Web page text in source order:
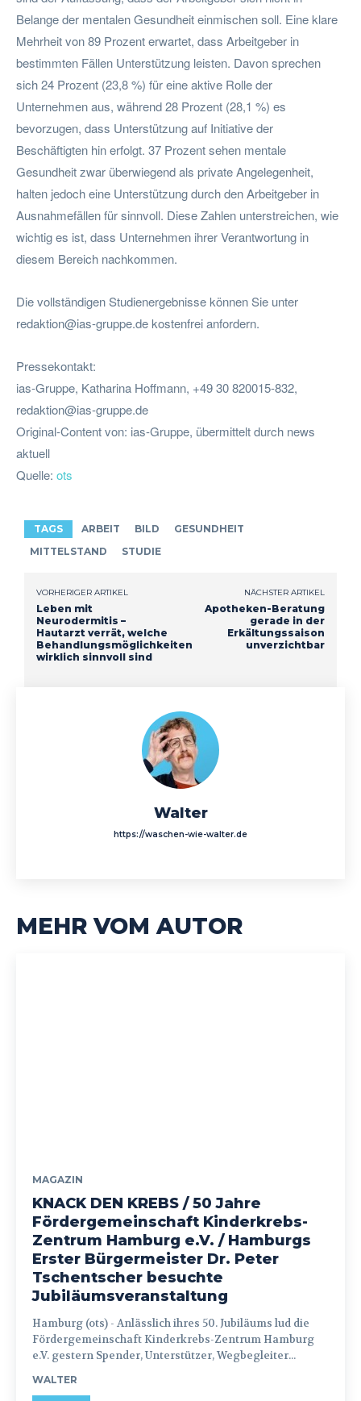
Belange der mentalen Gesundheit einmischen soll. Eine klare
Mehrheit von 89 Prozent erwartet, dass Arbeitgeber in
bestimmten Fällen Unterstützung leisten. Davon sprechen
sich 24 Prozent (23,8 %) für eine aktive Rolle der
Unternehmen aus, während 28 Prozent (28,1 %) es
bevorzugen, dass Unterstützung auf Initiative der
Beschäftigten hin erfolgt. 37 Prozent sehen mentale
Gesundheit zwar überwiegend als private Angelegenheit,
halten jedoch eine Unterstützung durch den Arbeitgeber in
Ausnahmefällen für sinnvoll. Diese Zahlen unterstreichen, wie
wichtig es ist, dass Unternehmen ihrer Verantwortung in
diesem Bereich nachkommen.
Die vollständigen Studienergebnisse können Sie unter
redaktion@ias-gruppe.de kostenfrei anfordern.
Pressekontakt:
ias-Gruppe, Katharina Hoffmann, +49 30 820015-832,
redaktion@ias-gruppe.de
Original-Content von: ias-Gruppe, übermittelt durch news
aktuell
Quelle: ots
TAGS ARBEIT BILD
GESUNDHEIT
MITTELSTAND
STUDIE
VORHERIGER ARTIKEL
Leben mit
Neurodermitis –
Hautarzt verrät, welche
Behandlungsmöglichkeiten
wirklich sinnvoll sind
NÄCHSTER ARTIKEL
Apotheken-Beratung
gerade in der
Erkältungssaison
unverzichtbar
Walter
https://waschen-wie-walter.de
MEHR VOM AUTOR
MAGAZIN
KNACK DEN KREBS / 50 Jahre
Fördergemeinschaft Kinderkrebs-
Zentrum Hamburg e.V. / Hamburgs
Erster Bürgermeister Dr. Peter
Tschentscher besuchte
Jubiläumsveranstaltung
Hamburg (ots) - Anlässlich ihres 50. Jubiläums lud die
Fördergemeinschaft Kinderkrebs-Zentrum Hamburg
e.V. gestern Spender, Unterstützer, Wegbegleiter...
WALTER